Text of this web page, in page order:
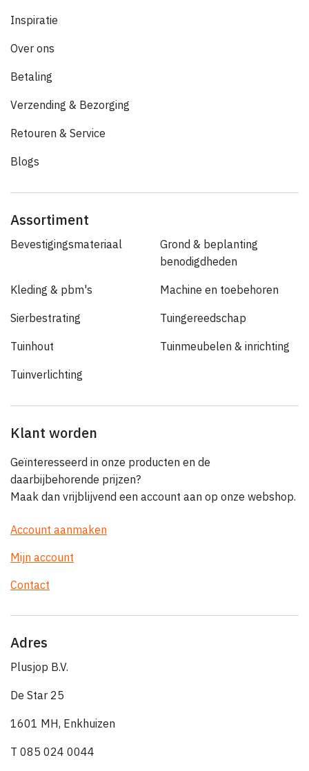
Inspiratie
Over ons
Betaling
Verzending & Bezorging
Retouren & Service
Blogs
Assortiment
Bevestigingsmateriaal
Grond & beplanting
benodigdheden
Kleding & pbm's Machine en toebehoren
Sierbestrating Tuingereedschap
Tuinhout Tuinmeubelen & inrichting
Tuinverlichting
Klant worden
Geïnteresseerd in onze producten en de
daarbijbehorende prijzen?
Maak dan vrijblijvend een account aan op onze webshop.
Account aanmaken
Mijn account
Contact
Adres
Plusjop B.V.
De Star 25
1601 MH, Enkhuizen
T 085 024 0044